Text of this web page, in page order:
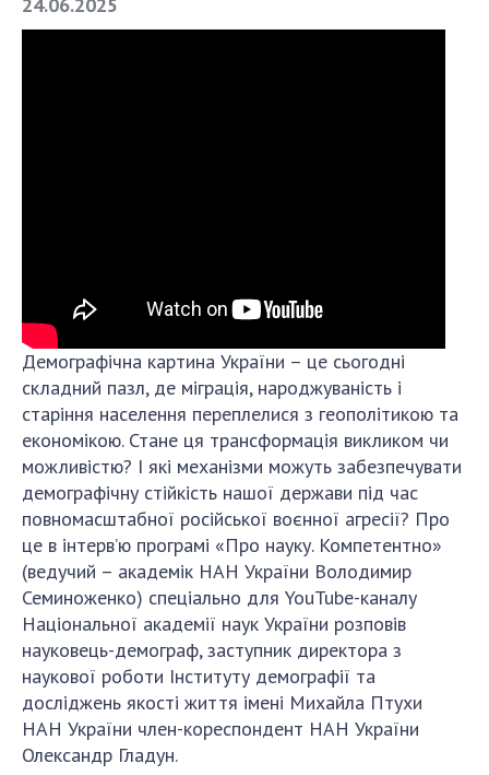
Установи при Президії
Ради, комітети та комісії
Наукові центри МОН та НАН України
Громадські організації
ДІЯЛЬНІСТЬ
Засідання Президії НАН України
Сесії Загальних зборів НАН України
Річні звіти НАН України
Річні фінансові звіти НАН України
Наукові публікації та видавнича діяльність
Охорона прав інтелектуальної власності та
трансфер технологій в наукових установах
Демографічна картина України – це сьогодні
складний пазл, де міграція, народжуваність і
старіння населення переплелися з геополітикою та
економікою. Стане ця трансформація викликом чи
можливістю? І які механізми можуть забезпечувати
демографічну стійкість нашої держави під час
повномасштабної російської воєнної агресії? Про
це в інтерв’ю програмі «Про науку. Компетентно»
(ведучий – академік НАН України Володимир
Семиноженко) спеціально для YouTube-каналу
Національної академії наук України розповів
науковець-демограф, заступник директора з
наукової роботи Інституту демографії та
досліджень якості життя імені Михайла Птухи
НАН України член-кореспондент НАН України
Олександр Гладун.